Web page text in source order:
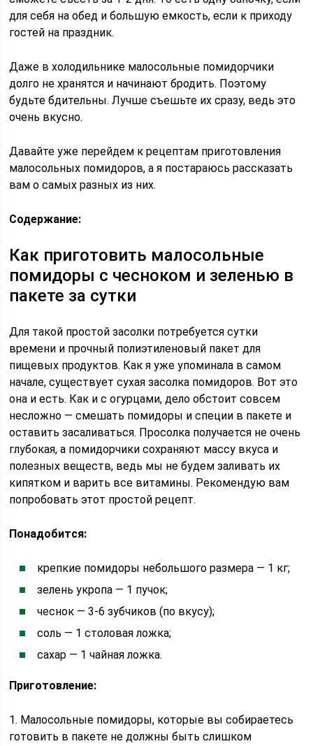
для себя на обед и большую емкость, если к приходу
гостей на праздник.
Даже в холодильнике малосольные помидорчики
долго не хранятся и начинают бродить. Поэтому
будьте бдительны. Лучше съешьте их сразу, ведь это
очень вкусно.
Давайте уже перейдем к рецептам приготовления
малосольных помидоров, а я постараюсь рассказать
вам о самых разных из них.
Содержание:
Как приготовить малосольные
помидоры с чесноком и зеленью в
пакете за сутки
Для такой простой засолки потребуется сутки
времени и прочный полиэтиленовый пакет для
пищевых продуктов. Как я уже упоминала в самом
начале, существует сухая засолка помидоров. Вот это
она и есть. Как и с огурцами, дело обстоит совсем
несложно — смешать помидоры и специи в пакете и
оставить засаливаться. Просолка получается не очень
глубокая, а помидорчики сохраняют массу вкуса и
полезных веществ, ведь мы не будем заливать их
кипятком и варить все витамины. Рекомендую вам
попробовать этот простой рецепт.
Понадобится:
крепкие помидоры небольшого размера — 1 кг;
зелень укропа — 1 пучок;
чеснок — 3-6 зубчиков (по вкусу);
соль — 1 столовая ложка;
сахар — 1 чайная ложка.
Приготовление:
1. Малосольные помидоры, которые вы собираетесь
готовить в пакете не должны быть слишком